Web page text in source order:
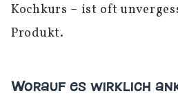
Kochkurs – ist oft
Produkt.
Worauf es wirklich